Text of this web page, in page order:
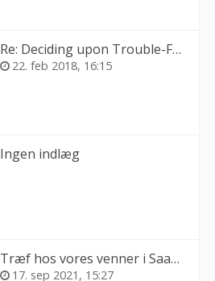
Re: Deciding upon Trouble-Fre…
22. feb 2018, 16:15
Ingen indlæg
Træf hos vores venner i Saab …
17. sep 2021, 15:27